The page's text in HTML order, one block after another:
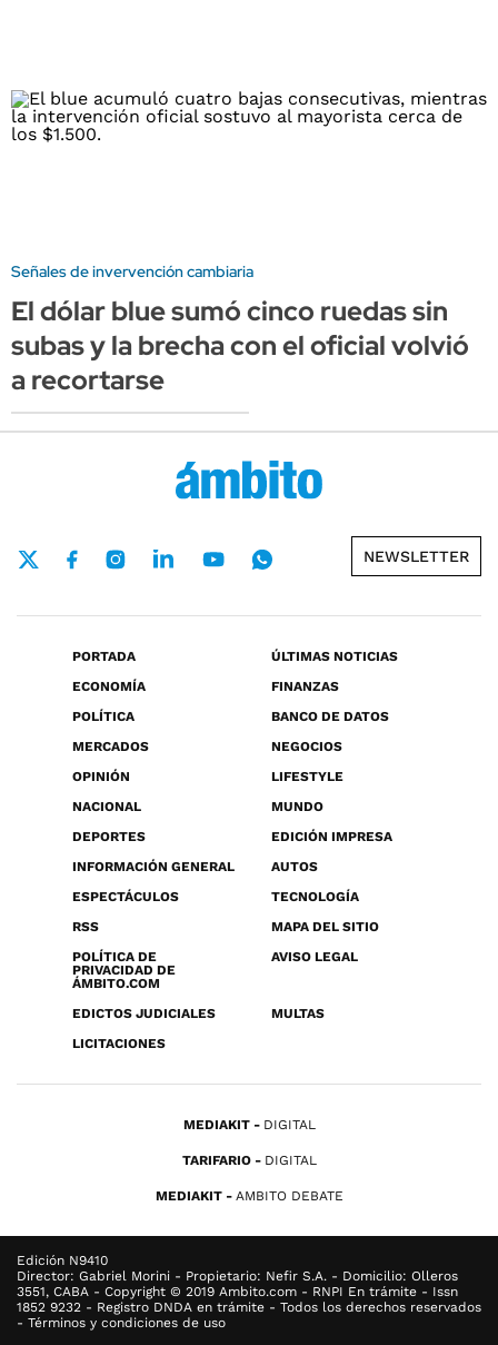
Señales de invervención cambiaria
El dólar blue sumó cinco ruedas sin
subas y la brecha con el oficial volvió
a recortarse
NEWSLETTER
PORTADA
ÚLTIMAS NOTICIAS
ECONOMÍA
FINANZAS
POLÍTICA
BANCO DE DATOS
MERCADOS
NEGOCIOS
OPINIÓN
LIFESTYLE
NACIONAL
MUNDO
DEPORTES
EDICIÓN IMPRESA
INFORMACIÓN GENERAL
AUTOS
ESPECTÁCULOS
TECNOLOGÍA
RSS
MAPA DEL SITIO
POLÍTICA DE
PRIVACIDAD DE
ÁMBITO.COM
AVISO LEGAL
EDICTOS JUDICIALES
MULTAS
LICITACIONES
MEDIAKIT DIGITAL
TARIFARIO DIGITAL
MEDIAKIT AMBITO DEBATE
Edición N9410
Director: Gabriel Morini - Propietario: Nefir S.A. - Domicilio: Olleros
3551, CABA - Copyright © 2019 Ambito.com - RNPI En trámite - Issn
1852 9232 - Registro DNDA en trámite - Todos los derechos reservados
- Términos y condiciones de uso